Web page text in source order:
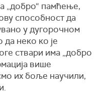
„добро“ памћење,
способност да
у дугорочном
неко ко је
ствари има „добро
више
их боље научили,